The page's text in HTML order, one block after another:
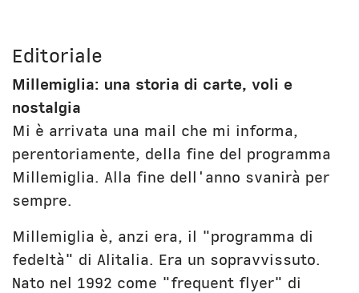
Editoriale
Millemiglia: una storia di carte, voli e
nostalgia
Mi è arrivata una mail che mi informa,
perentoriamente, della fine del programma
Millemiglia. Alla fine dell'anno svanirà per
sempre.
Millemiglia è, anzi era, il "programma di
fedeltà" di Alitalia. Era un sopravvissuto.
Nato nel 1992 come "frequent flyer" di